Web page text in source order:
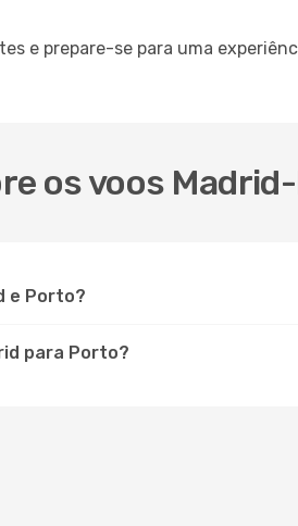
e prepare-se para uma
os voos
e Porto?
para Porto?